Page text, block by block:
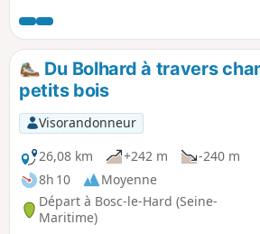
jusqu'au site V1 du Val Ygot. Le retour se
fera par Pommeréval où vous croiserez
sûrement des chevaux.
Du Bolhard à travers
petits bois
Visorandonneur
26,08 km
+242 m
-240 m
8h 10
Moyenne
Départ à Bosc-le-Hard (Seine-
Maritime)